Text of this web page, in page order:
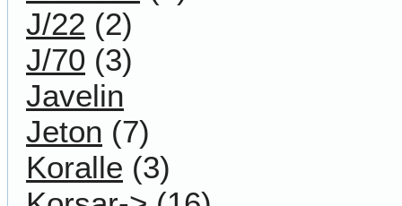
J/22 (2)
J/70 (3)
Javelin
Jeton (7)
Koralle (3)